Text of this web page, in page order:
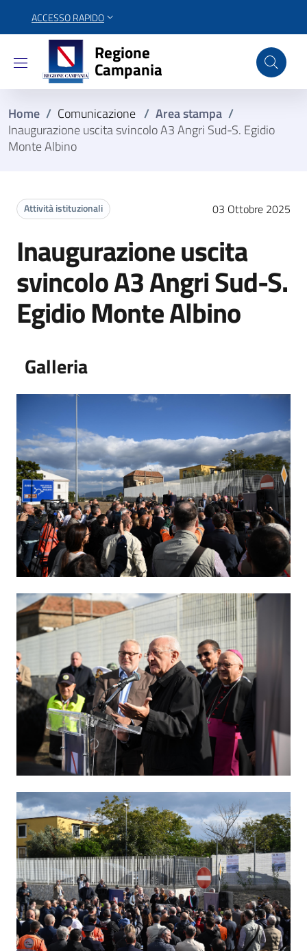
ACCESSO RAPIDO
Regione Campania
Regione
Campania
Home / Comunicazione / Area stampa /
Inaugurazione uscita svincolo A3 Angri Sud-S. Egidio
Monte Albino
Attività istituzionali 03 Ottobre 2025
Inaugurazione uscita
svincolo A3 Angri Sud-S.
Egidio Monte Albino
Galleria